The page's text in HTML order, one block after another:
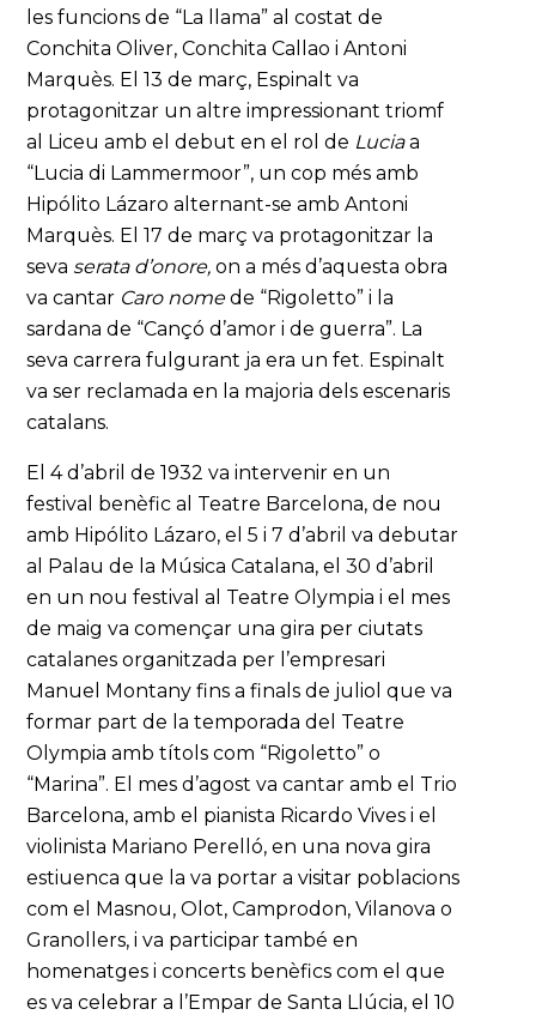
les funcions de “La llama” al costat de
Conchita Oliver, Conchita Callao i Antoni
Marquès. El 13 de març, Espinalt va
protagonitzar un altre impressionant triomf
al Liceu amb el debut en el rol de Luciaa
“Lucia di Lammermoor”, un cop més amb
Hipólito Lázaro alternant-se amb Antoni
Marquès. El 17 de març va protagonitzar la
seva serata d’onore, on a més d’aquesta obra
va cantar Caro nomede “Rigoletto” i la
sardana de “Cançó d’amor i de guerra”. La
seva carrera fulgurant ja era un fet. Espinalt
va ser reclamada en la majoria dels escenaris
catalans.
El 4 d’abril de 1932 va intervenir en un
festival benèfic al Teatre Barcelona, de nou
amb Hipólito Lázaro, el 5 i 7 d’abril va debutar
al Palau de la Música Catalana, el 30 d’abril
en un nou festival al Teatre Olympia i el mes
de maig va començar una gira per ciutats
catalanes organitzada per l’empresari
Manuel Montany fins a finals de juliol que va
formar part de la temporada del Teatre
Olympia amb títols com “Rigoletto” o
“Marina”. El mes d’agost va cantar amb el Trio
Barcelona, amb el pianista Ricardo Vives i el
violinista Mariano Perelló, en una nova gira
estiuenca que la va portar a visitar poblacions
com el Masnou, Olot, Camprodon, Vilanova o
Granollers, i va participar també en
homenatges i concerts benèfics com el que
es va celebrar a l’Empar de Santa Llúcia, el 10